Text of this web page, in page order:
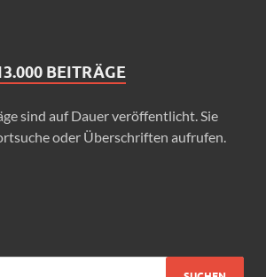
BEITRÄGE
sind auf Dauer veröffentlicht. Sie
oder Überschriften aufrufen.